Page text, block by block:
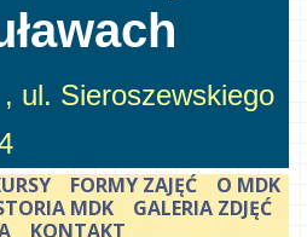
, ul. Sieroszewskiego
FORMY ZAJĘĆ
O MDK
MDK
GALERIA ZDJĘĆ
KONTAKT